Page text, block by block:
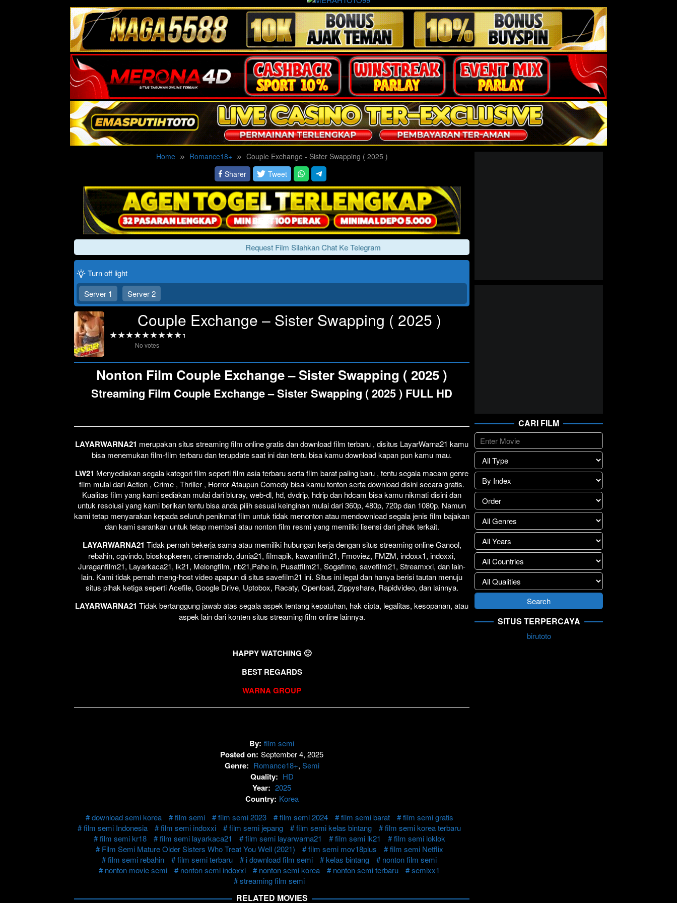
Home Romance18+
Couple Exchange - Sister Swapping ( 2025 )
Sharer
Tweet
Request Film Silahkan Chat Ke Telegram
Lewati >>>
Click To Play
Turn off light
Server 1
Server 2
Couple Exchange – Sister Swapping ( 2025 )
No votes
Nonton Film Couple Exchange – Sister Swapping ( 2025 )
Streaming Film Couple Exchange – Sister Swapping ( 2025 ) FULL HD
LAYARWARNA21 merupakan situs streaming film online gratis dan download film terbaru , disitus LayarWarna21 kamu
bisa menemukan film-film terbaru dan terupdate saat ini dan tentu bisa kamu download kapan pun kamu mau.
LW21 Menyediakan segala kategori film seperti film asia terbaru serta film barat paling baru , tentu segala macam genre
film mulai dari Action , Crime , Thriller , Horror Ataupun Comedy bisa kamu tonton serta download disini secara gratis.
Kualitas film yang kami sediakan mulai dari bluray, web-dl, hd, dvdrip, hdrip dan hdcam bisa kamu nikmati disini dan
untuk resolusi yang kami berikan tentu bisa anda pilih sesuai keinginan mulai dari 360p, 480p, 720p dan 1080p. Namun
kami tetap menyarakan kepada seluruh penikmat film untuk tidak menonton atau mendownload segala jenis film bajakan
dan kami sarankan untuk tetap membeli atau nonton film resmi yang memiliki lisensi dari pihak terkait.
LAYARWARNA21 Tidak pernah bekerja sama atau memiliki hubungan kerja dengan situs streaming online Ganool,
rebahin, cgvindo, bioskopkeren, cinemaindo, dunia21, filmapik, kawanfilm21, Fmoviez, FMZM, indoxx1, indoxxi,
Juraganfilm21, Layarkaca21, lk21, Melongfilm, nb21,Pahe in, Pusatfilm21, Sogafime, savefilm21, Streamxxi, dan lain-
lain. Kami tidak pernah meng-host video apapun di situs savefilm21 ini. Situs ini legal dan hanya berisi tautan menuju
situs pihak ketiga seperti Acefile, Google Drive, Uptobox, Racaty, Openload, Zippyshare, Rapidvideo, dan lainnya.
LAYARWARNA21 Tidak bertanggung jawab atas segala aspek tentang kepatuhan, hak cipta, legalitas, kesopanan, atau
aspek lain dari konten situs streaming film online lainnya.
HAPPY WATCHING 🙂
BEST REGARDS
WARNA GROUP
By: film semi
Posted on: September 4, 2025
Genre: Romance18+, Semi
Quality: HD
Year: 2025
Country: Korea
download semi korea
film semi film semi 2023 film semi 2024 film semi barat
film semi gratis
film semi Indonesia
film semi indoxxi film semi jepang film semi kelas bintang
film semi korea terbaru
film semi kr18
film semi layarkaca21 film semi layarwarna21 film semi lk21
film semi loklok
Film Semi Mature Older Sisters Who Treat You Well (2021)
film semi mov18plus
film semi Netflix
film semi rebahin
film semi terbaru i download film semi kelas bintang
nonton film semi
nonton movie semi
nonton semi indoxxi nonton semi korea nonton semi terbaru
semixx1
streaming film semi
RELATED MOVIES
CARI FILM
SITUS TERPERCAYA
birutoto